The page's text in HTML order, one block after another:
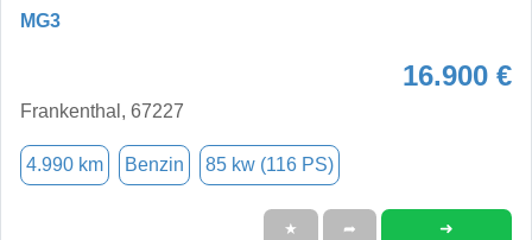
MG3
16.900 €
Frankenthal, 67227
4.990 km Benzin 85 kw (116 PS)
★ ➦ ➜